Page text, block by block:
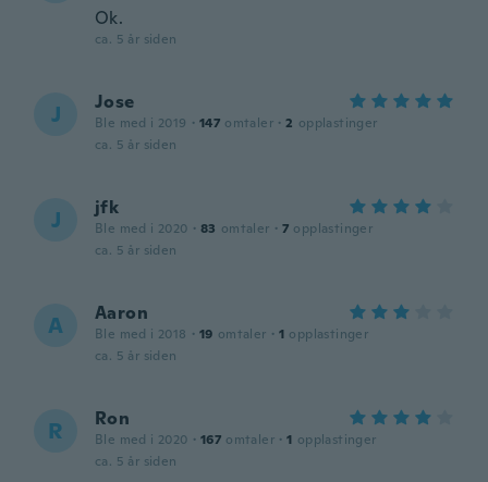
Ok.
ca. 5 år siden
J Jose
Ble med i 2019 · 147 omtaler · 2 opplastinger
ca. 5 år siden
J jfk
Ble med i 2020 · 83 omtaler · 7 opplastinger
ca. 5 år siden
A Aaron
Ble med i 2018 · 19 omtaler · 1 opplastinger
ca. 5 år siden
R Ron
Ble med i 2020 · 167 omtaler · 1 opplastinger
ca. 5 år siden